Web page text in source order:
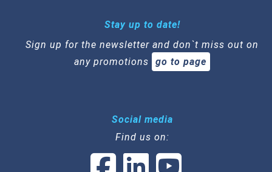
Stay up to date!
Sign up for the newsletter and don`t miss out on
any promotions
go to page
Social media
Find us on: